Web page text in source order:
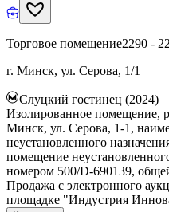
Торговое помещение2290 -
г. Минск, ул. Серова, 1/1
Слуцкий гостинец (2024)
Изолированное помещение,
Минск, ул. Серова, 1-1,
неустановленного
помещение
номером 500/D-690139,
Продажа с электронного
площадке "Индустрия